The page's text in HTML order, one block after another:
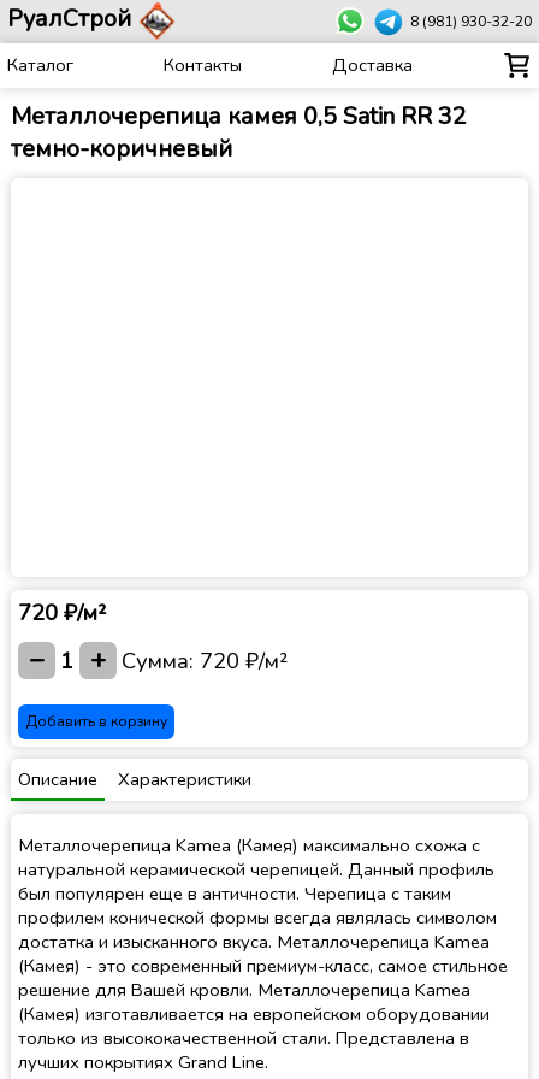
РуалСтрой 8 (981) 930-32-20
Каталог Контакты Доставка
Металлочерепица камея 0,5 Satin RR 32
темно-коричневый
720 ₽/м²
− 1 + Сумма: 720 ₽/м²
Добавить в корзину
Описание Характеристики
Металлочерепица Kamea (Камея) максимально схожа с
натуральной керамической черепицей. Данный профиль
был популярен еще в античности. Черепица с таким
профилем конической формы всегда являлась символом
достатка и изысканного вкуса. Металлочерепица Kamea
(Камея) - это современный премиум-класс, самое стильное
решение для Вашей кровли. Металлочерепица Kamea
(Камея) изготавливается на европейском оборудовании
только из высококачественной стали. Представлена в
лучших покрытиях Grand Line.